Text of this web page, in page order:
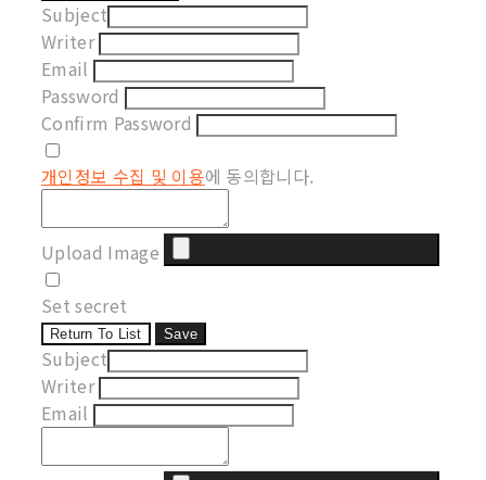
Subject
Writer
Email
Password
Confirm Password
개인정보 수집 및 이용에 동의합니다.
Upload Image
Set secret
Return To List Save
Subject
Writer
Email